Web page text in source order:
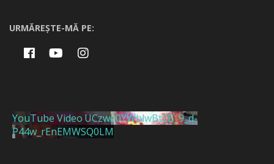
URMĂREȘTE-MĂ PE:
YouTube Video UCzwe0YWblwBt2B_9_d-
P44w_rEnEMWSQ0LM